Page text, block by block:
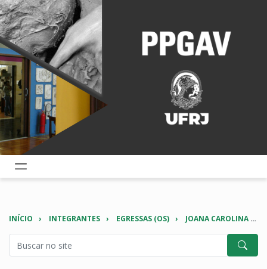
INÍCIO INTEGRANTES EGRESSAS (OS) JOANA CAROLINA CARREIRA DE OLIVEIRA